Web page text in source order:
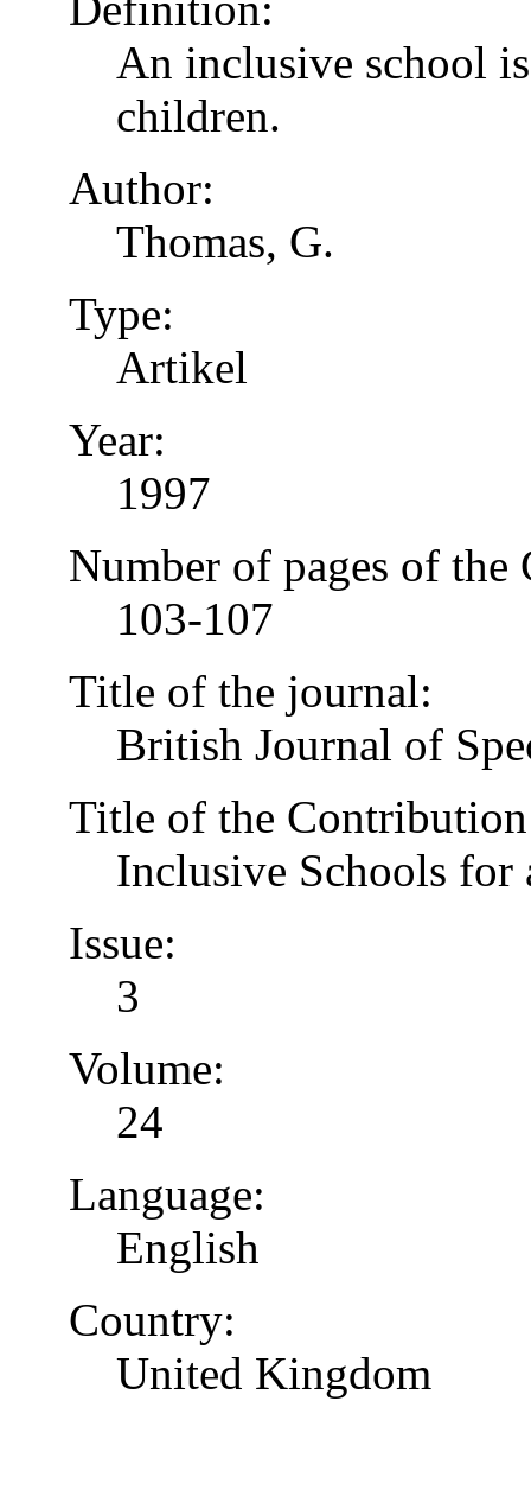
An inclusive school
children.
Author:
Thomas, G.
Type:
Artikel
Year:
1997
Number of pages of
103-107
Title of the journal:
British Journal of
Title of the
Inclusive Schools for
Issue:
3
Volume:
24
Language:
English
Country:
United Kingdom